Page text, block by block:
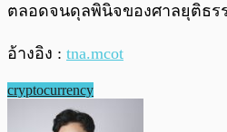
ตลอดจนดุลพินิจของศาลยุติธร
อ้างอิง : tna.mcot
cryptocurrency